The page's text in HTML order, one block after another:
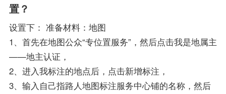
置？
设置下： 准备材料：地图
1、首先在地图公众“专位置服务”，然后点击我是地属主
——地主认证，
2、进入我标注的地点后，点击新增标注，
3、输入自己指路人地图标注服务中心铺的名称，然后